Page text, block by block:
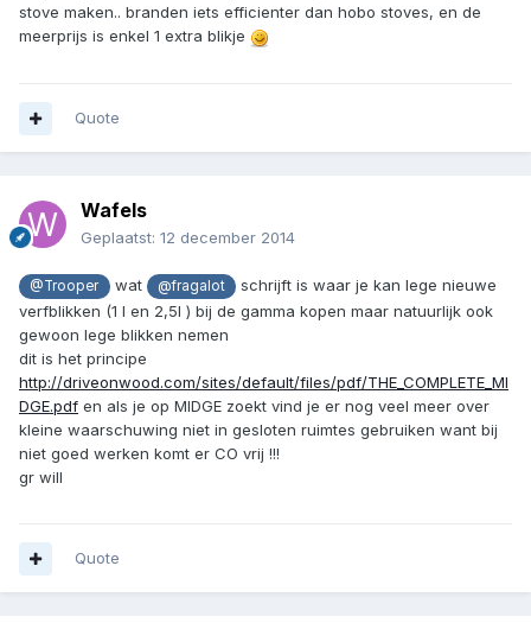
stove maken.. branden iets efficienter dan hobo stoves, en de
meerprijs is enkel 1 extra blikje
Quote
Wafels
Geplaatst: 12 december 2014
@Trooper wat @fragalot
schrijft is waar je kan lege nieuwe
verfblikken (1 l en 2,5l ) bij de gamma kopen maar natuurlijk ook
gewoon lege blikken nemen
dit is het principe
http://driveonwood.com/sites/default/files/pdf/THE_COMPLETE_MI
DGE.pdf en als je op MIDGE zoekt vind je er nog veel meer over
kleine waarschuwing niet in gesloten ruimtes gebruiken want bij
niet goed werken komt er CO vrij !!!
gr will
Quote